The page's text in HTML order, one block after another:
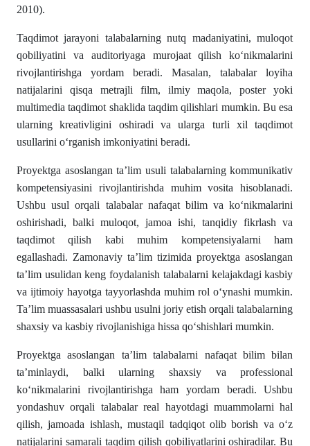
2010).
Taqdimot jarayoni talabalarning nutq madaniyatini, muloqot
qobiliyatini va auditoriyaga murojaat qilish ko‘nikmalarini
rivojlantirishga yordam beradi. Masalan, talabalar loyiha
natijalarini qisqa metrajli film, ilmiy maqola, poster yoki
multimedia taqdimot shaklida taqdim qilishlari mumkin. Bu esa
ularning kreativligini oshiradi va ularga turli xil taqdimot
usullarini o‘rganish imkoniyatini beradi.
Proyektga asoslangan ta’lim usuli talabalarning kommunikativ
kompetensiyasini rivojlantirishda muhim vosita hisoblanadi.
Ushbu usul orqali talabalar nafaqat bilim va ko‘nikmalarini
oshirishadi, balki muloqot, jamoa ishi, tanqidiy fikrlash va
taqdimot qilish kabi muhim kompetensiyalarni ham
egallashadi. Zamonaviy ta’lim tizimida proyektga asoslangan
ta’lim usulidan keng foydalanish talabalarni kelajakdagi kasbiy
va ijtimoiy hayotga tayyorlashda muhim rol o‘ynashi mumkin.
Ta’lim muassasalari ushbu usulni joriy etish orqali talabalarning
shaxsiy va kasbiy rivojlanishiga hissa qo‘shishlari mumkin.
Proyektga asoslangan ta’lim talabalarni nafaqat bilim bilan
ta’minlaydi, balki ularning shaxsiy va professional
ko‘nikmalarini rivojlantirishga ham yordam beradi. Ushbu
yondashuv orqali talabalar real hayotdagi muammolarni hal
qilish, jamoada ishlash, mustaqil tadqiqot olib borish va o‘z
natijalarini samarali taqdim qilish qobiliyatlarini oshiradilar. Bu